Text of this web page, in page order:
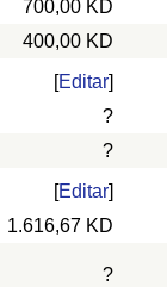
700,00 KD
400,00 KD
[Editar]
?
?
[Editar]
1.616,67 KD
?